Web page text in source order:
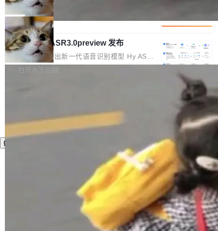
代码检索手段（如关键词匹配、目录遍历）仅能
在语法层面完成文本定位，难以触及代码的语义
内涵与结构关联，导致开发者使用代码智能体在
理解大规模代码仓时面临显著"代码仓理解"瓶
颈。 代码仓深度理解服务（以下简称" CodeBas
e深度理解服务"）是华为云码道（CodeA...
短剧部门，有互联网大厂背景。在公司内部架构
调整期间，部门三次通知全员将数据从A集群迁
移到B集群，王某都回复了"收到"。 他没有迁移
数据。2024年9月3日下午4点，他使用此前登录
的账号密码进入A集群，输入了一条被程序员圈
称为"删库跑路"的命令——最高管理员权限、无
che 量化 + 权重压缩，吞吐量提升 4
1%，成本降 30%
Kimi 和 GLM 是当前最强的大模型系列之一，但
它们有一个共同的问题：太吃显存了。月之暗面
的 Kimi K 系列和智谱的 GLM 都是长上下文、M
oE 架构的大模型，好用到让人上瘾，但 GPU 显
存永远不够用。 Cloudflare 的 Workers AI 团队
一直在跑这些模型的推理。他们在官方博客上发
整性保护。效果是：吞吐量提升 41%，每 token
成本降低 30%，精度不变。 FP8 省的不仅是显
存 KV cache 是推理时最吃显...
局
腾讯混元 Hy ASR3.0preview 发布
腾讯混元正式推出新一代语音识别模型 Hy ASR
3.0preview。基于最新一代大语言模型 Hy3 的
让语音识别不再只是听清，而是真正听懂。通过
先理解你的语境和意图，再把准确的文字直接给
到你。从“逐字转写、单点优化”演进为“理解语
境、兼容场景、一键直出”。 Hy ASR 3.0 previe
w 不要求标准普通话，方言识别覆盖粤语、吴语
等 10 大方言片区和 20 余个二级小片区。在开
源评测集中，Hy ASR 3.0 preview 在多语种的
白开水不加糖